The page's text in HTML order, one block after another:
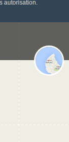
autorisation.